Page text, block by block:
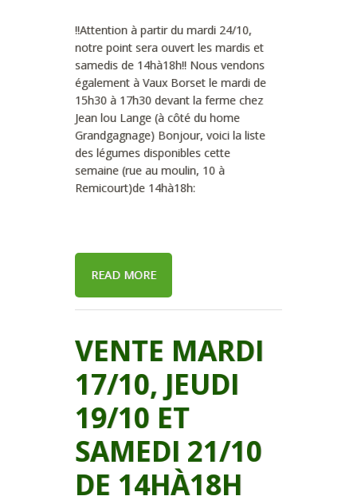
!!Attention à partir du mardi 24/10,
notre point sera ouvert les mardis et
samedis de 14hà18h!! Nous vendons
également à Vaux Borset le mardi de
15h30 à 17h30 devant la ferme chez
Jean lou Lange (à côté du home
Grandgagnage) Bonjour, voici la liste
des légumes disponibles cette
semaine (rue au moulin, 10 à
Remicourt)de 14hà18h:
READ MORE
VENTE MARDI
17/10, JEUDI
19/10 ET
SAMEDI 21/10
DE 14HÀ18H